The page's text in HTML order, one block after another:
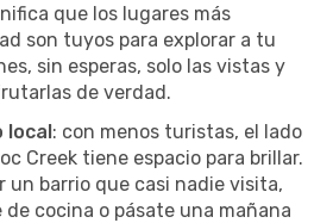
que los lugares más
son tuyos para explorar a tu
sin esperas, solo las vistas y
de verdad.
local: con menos turistas, el lado
Creek tiene espacio para brillar.
un barrio que casi nadie visita,
cocina o pásate una mañana